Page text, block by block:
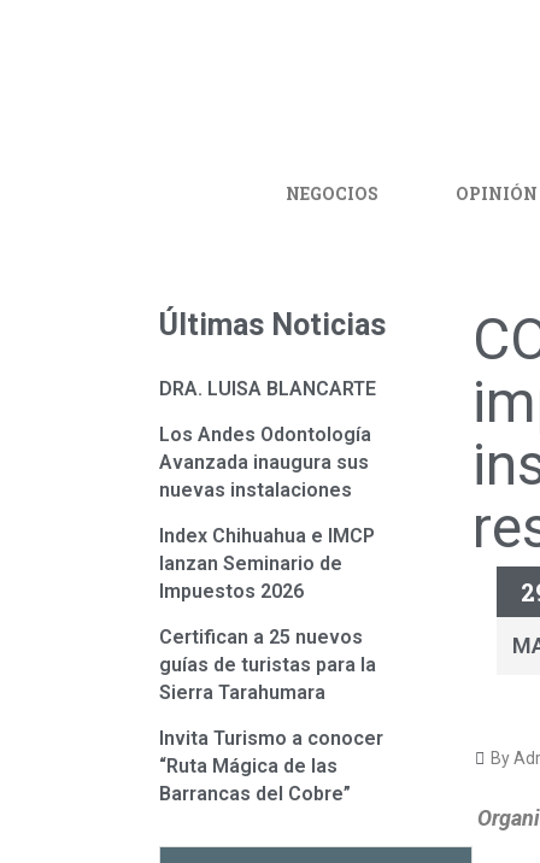
NEGOCIOS
Últimas Noticias
DRA. LUISA BLANCARTE
Los Andes Odontología
Avanzada inaugura sus
nuevas instalaciones
Index Chihuahua e IMCP
lanzan Seminario de
Impuestos 2026
Certifican a 25 nuevos
guías de turistas para la
Sierra Tarahumara
Invita Turismo a conocer
“Ruta Mágica de las
Barrancas del Cobre”
By